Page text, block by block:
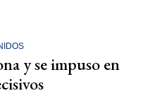
y se impuso en